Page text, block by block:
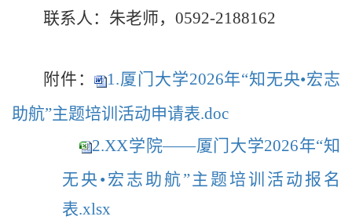
联系人： 朱老师， 0592-2188162
附件：
1.厦门大学2026年“知无央•宏志
助航”主题培训活动申请表.doc
2.XX学院——厦门大学2026年“知
无央•宏志助航”主题培训活动报名
表.xlsx